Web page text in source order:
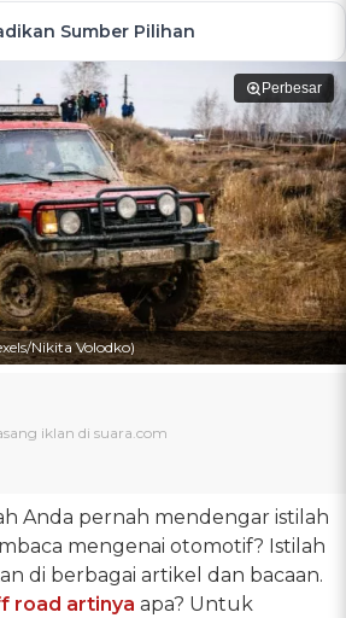
Sumber Pilihan
Perbesar
Nikita Volodko)
Anda pernah mendengar istilah
mengenai otomotif? Istilah
di berbagai artikel dan bacaan.
road artinya apa? Untuk